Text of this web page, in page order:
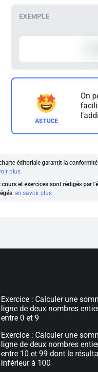
On
éditoriale garantit la
plus
cours et exercices sont rédigés par
en savoir plus
Exercice : Calculer une
ligne de deux nombres
entre 0 et 9
Exercice : Calculer une
ligne de deux nombres
entre 10 et 99 dont le
inférieur à 100